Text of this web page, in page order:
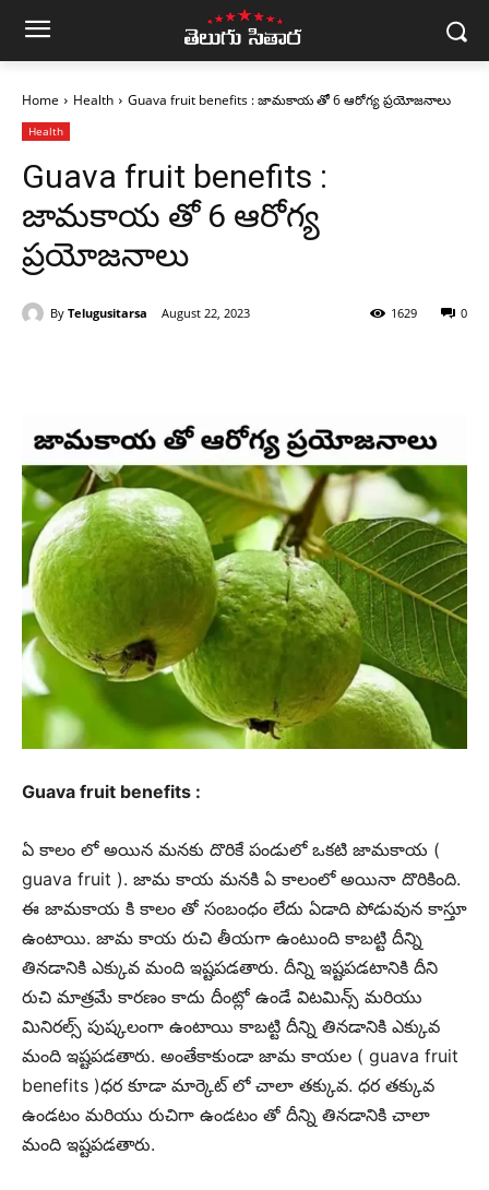
Home Health Guava fruit benefits : జామకాయ తో 6 ఆరోగ్య ప్రయోజనాలు
Health
Guava fruit benefits :
జామకాయ తో 6 ఆరోగ్య
ప్రయోజనాలు
By Telugusitarsa August 22, 2023 0
1629
Guava fruit benefits :
ఏ కాలం లో అయిన మనకు దొరికే పండులో ఒకటి జామకాయ (
guava fruit ). జామ కాయ మనకి ఏ కాలంలో అయినా దొరికింది.
ఈ జామకాయ కి కాలం తో సంబంధం లేదు ఏడాది పోడువున కాస్తూ
ఉంటాయి. జామ కాయ రుచి తీయగా ఉంటుంది కాబట్టి దీన్ని
తినడానికి ఎక్కువ మంది ఇష్టపడతారు. దీన్ని ఇష్టపడటానికి దీని
రుచి మాత్రమే కారణం కాదు దీంట్లో ఉండే విటమిన్స్ మరియు
మినిరల్స్ పుష్కలంగా ఉంటాయి కాబట్టి దీన్ని తినడానికి ఎక్కువ
మంది ఇష్టపడతారు. అంతేకాకుండా జామ కాయల ( guava fruit
benefits )ధర కూడా మార్కెట్ లో చాలా తక్కువ. ధర తక్కువ
ఉండటం మరియు రుచిగా ఉండటం తో దీన్ని తినడానికి చాలా
మంది ఇష్టపడతారు.